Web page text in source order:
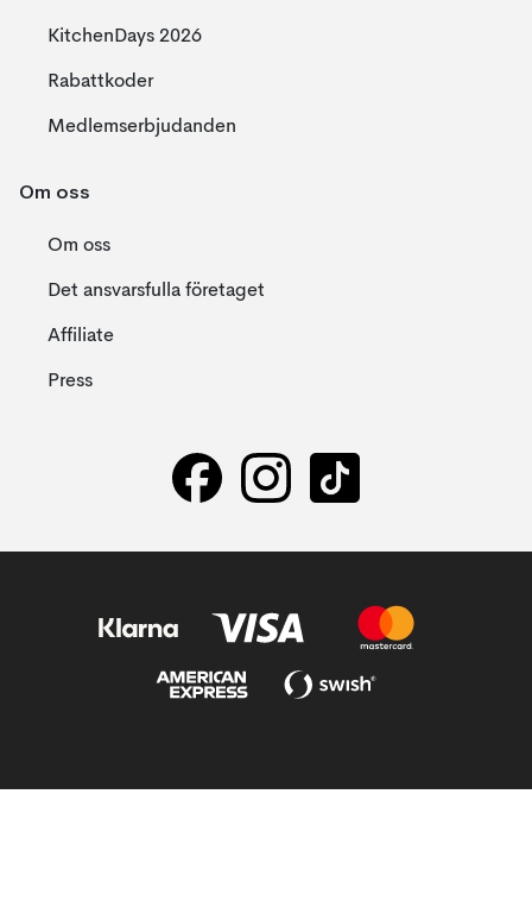
KitchenDays 2026
Rabattkoder
Medlemserbjudanden
Om oss
Om oss
Det ansvarsfulla företaget
Affiliate
Press